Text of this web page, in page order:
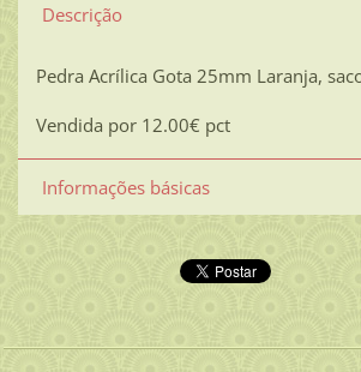
Descrição
Pedra Acrílica Gota 25mm Laranja,
Vendida por 12.00€ pct
Informações básicas